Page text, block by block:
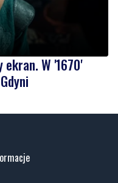
ekran. W '1670'